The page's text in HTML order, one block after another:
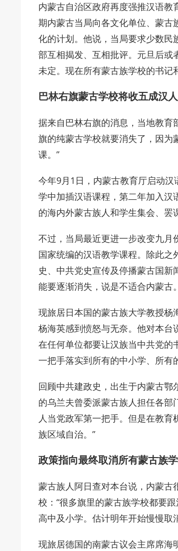
内蒙古自治区政府再度强推汉语
期内蒙古当局向各文化单位、蒙
化的计划。他说，当局要求少数民
部互相揭发、互相批评。元旦后
未定。现在所有蒙古族学校的书记
巴林右旗蒙古学校将收五成汉人
据来自巴林右旗的消息，当地教育
旗的纯蒙古学校就要消失了，因
课。”
今年9月1日，内蒙古教育厅启动
学中加插汉语课程，第二年加入
的海内外蒙古族人和学生集会、罢
不过，当局最近更进一步改变九月
国家统编的汉语教学课程。除此
史、中共党史宣传及停播蒙古国
能要逐渐消失，说是不适合内蒙古
现旅居日本国的蒙古族大学教授杨
杨海英感到愤怒与无奈。他对本台
在任何单位都要让汉族当中共党
一把手落实到所有的中小学、所有
回顾中共建政史，出生于内蒙古鄂
的乌兰夫曾委派蒙古族人担任各部
人当党政军第一把手。但是在教
族区域自治。”
政策指向最终取消所有蒙古族
蒙古族人阿日查对本台说，内蒙
校：“很多旗里的蒙古族学校都要
高中及小学。估计明年开始慢慢取
现旅居德国的南蒙古议会主席席海